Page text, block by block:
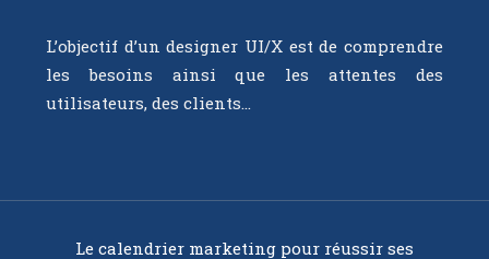
L’objectif d’un designer UI/X est de comprendre
les besoins ainsi que les attentes des
utilisateurs, des clients…
Le calendrier marketing pour réussir ses